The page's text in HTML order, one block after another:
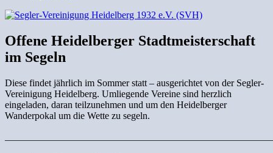
Offene Heidelberger Stadtmeisterschaft
im Segeln
Diese findet jährlich im Sommer statt – ausgerichtet von der Segler-
Vereinigung Heidelberg. Umliegende Vereine sind herzlich
eingeladen, daran teilzunehmen und um den Heidelberger
Wanderpokal um die Wette zu segeln.